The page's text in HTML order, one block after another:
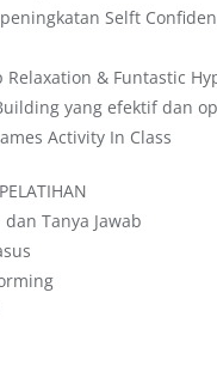
Selft
Relaxation & Funtastic
yang efektif dan
Activity In Class
Tanya Jawab